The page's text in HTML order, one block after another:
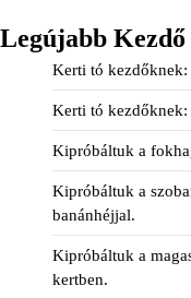
Legújabb
Kerti tó kezdőknek:
Kerti tó kezdőknek:
Kipróbáltuk a
Kipróbáltuk a
banánhéjjal.
Kipróbáltuk a
kertben.